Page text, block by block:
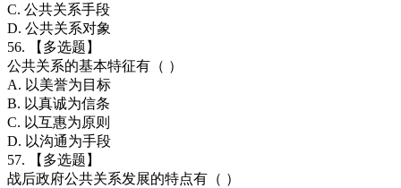
C. 公共关系手段
D. 公共关系对象
56. 【多选题】
公共关系的基本特征有（ ）
A. 以美誉为目标
B. 以真诚为信条
C. 以互惠为原则
D. 以沟通为手段
57. 【多选题】
战后政府公共关系发展的特点有（ ）